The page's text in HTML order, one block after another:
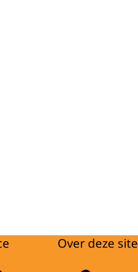
Over deze site